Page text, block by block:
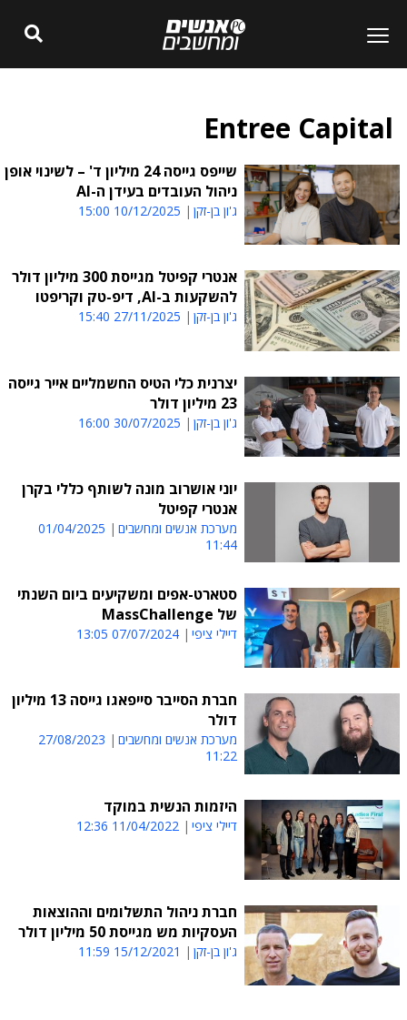
Entree Capital
שייפס גייסה 24 מיליון ד' – לשינוי אופן
ניהול העובדים בעידן ה-AI
ג'ון בן-זקן 10/12/2025 15:00
אנטרי קפיטל מגייסת 300 מיליון דולר
להשקעות ב-AI, דיפ-טק וקריפטו
ג'ון בן-זקן 27/11/2025 15:40
יצרנית כלי הטיס החשמליים אייר גייסה
23 מיליון דולר
ג'ון בן-זקן 30/07/2025 16:00
יוני אושרוב מונה לשותף כללי בקרן
אנטרי קפיטל
מערכת אנשים ומחשבים
01/04/2025
11:44
סטארט-אפים ומשקיעים ביום השנתי
של MassChallenge
דיילי ציפי 07/07/2024 13:05
חברת הסייבר סייפאגו גייסה 13 מיליון
דולר
מערכת אנשים ומחשבים
27/08/2023
11:22
היזמות הנשית במוקד
דיילי ציפי 11/04/2022 12:36
חברת ניהול התשלומים וההוצאות
העסקיות מש מגייסת 50 מיליון דולר
ג'ון בן-זקן 15/12/2021 11:59